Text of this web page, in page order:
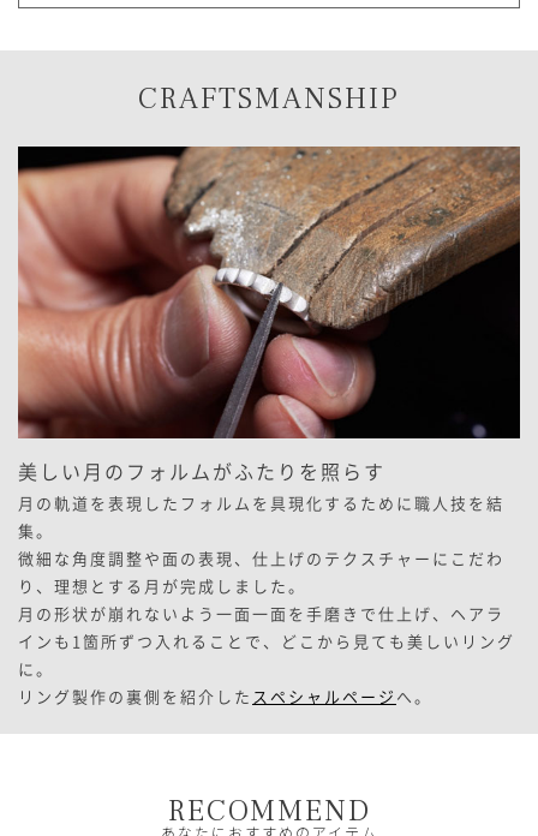
CRAFTSMANSHIP
美しい月のフォルムがふたりを照らす
月の軌道を表現したフォルムを具現化するために職人技を結
集。
微細な角度調整や面の表現、仕上げのテクスチャーにこだわ
り、理想とする月が完成しました。
月の形状が崩れないよう一面一面を手磨きで仕上げ、ヘアラ
インも1箇所ずつ入れることで、どこから見ても美しいリング
に。
リング製作の裏側を紹介した スペシャルページ へ。
RECOMMEND